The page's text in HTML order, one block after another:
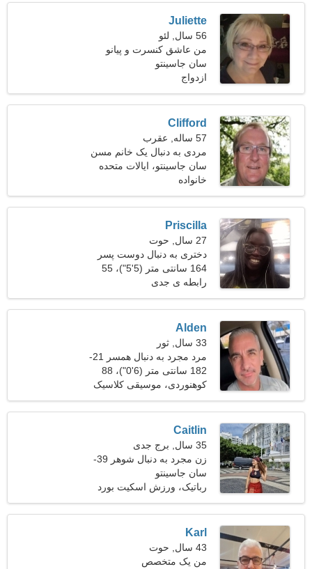
Juliette
56 سال, لئو
من عاشق کنسرت و پیانو
هستم
سان جاسینتو
ازدواج
Clifford
57 ساله, عقرب
مردی به دنبال یک خانم مسن
47-55
سان جاسینتو، ایالات متحده
آمریکا
خانواده
Priscilla
27 سال, حوت
دختری به دنبال دوست پسر
30-34
164 سانتی متر (5'5")، 55
کیلوگرم (121 پوند)
رابطه ی جدی
Alden
33 سال, ثور
مرد مجرد به دنبال همسر 21-
28
182 سانتی متر (6'0")، 88
کیلوگرم (194 پوند)
کوهنوردی، موسیقی کلاسیک
Caitlin
35 سال, برج جدی
زن مجرد به دنبال شوهر 39-
44
سان جاسینتو
رباتیک، ورزش اسکیت بورد
Karl
43 سال, حوت
من یک متخصص